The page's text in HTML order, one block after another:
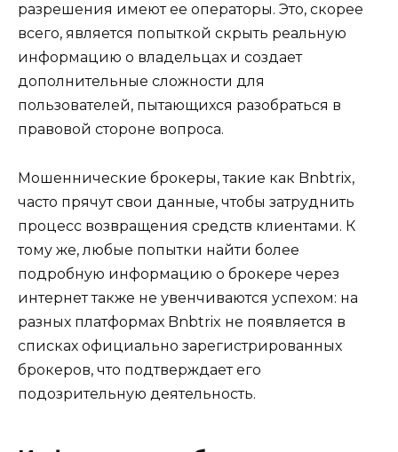
разрешения имеют ее операторы. Это, скорее
всего, является попыткой скрыть реальную
информацию о владельцах и создает
дополнительные сложности для
пользователей, пытающихся разобраться в
правовой стороне вопроса.
Мошеннические брокеры, такие как Bnbtrix,
часто прячут свои данные, чтобы затруднить
процесс возвращения средств клиентами. К
тому же, любые попытки найти более
подробную информацию о брокере через
интернет также не увенчиваются успехом: на
разных платформах Bnbtrix не появляется в
списках официально зарегистрированных
брокеров, что подтверждает его
подозрительную деятельность.